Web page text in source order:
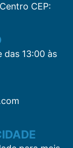
CEP:
das 13:00 às